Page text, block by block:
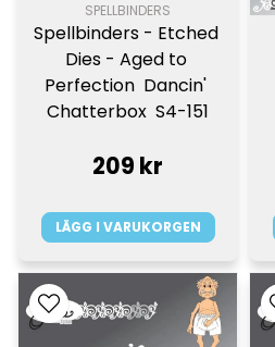
SPELLBINDERS
Spellbinders - Etched
Dies - Aged to
Perfection  Dancin'
Chatterbox  S4-151
209 kr
LÄGG I VARUKORGEN